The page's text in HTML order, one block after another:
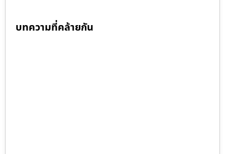
บทความที่คล้ายกัน